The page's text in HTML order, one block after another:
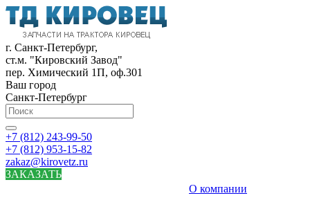
г. Санкт-Петербург,
ст.м. "Кировский Завод"
пер. Химический 1П, оф.301
Ваш город
Санкт-Петербург
+7 (812) 243-99-50
+7 (812) 953-15-82
zakaz@kirovetz.ru
ЗАКАЗАТЬ
О компании